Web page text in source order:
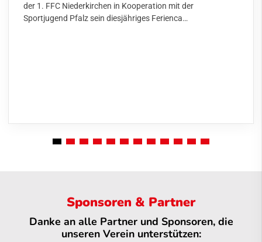
der 1. FFC Niederkirchen in Kooperation mit der
Sportjugend Pfalz sein diesjähriges Ferienca…
Sponsoren & Partner
Danke an alle Partner und Sponsoren, die
unseren Verein unterstützen: